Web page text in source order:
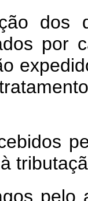
dos
por
pelo